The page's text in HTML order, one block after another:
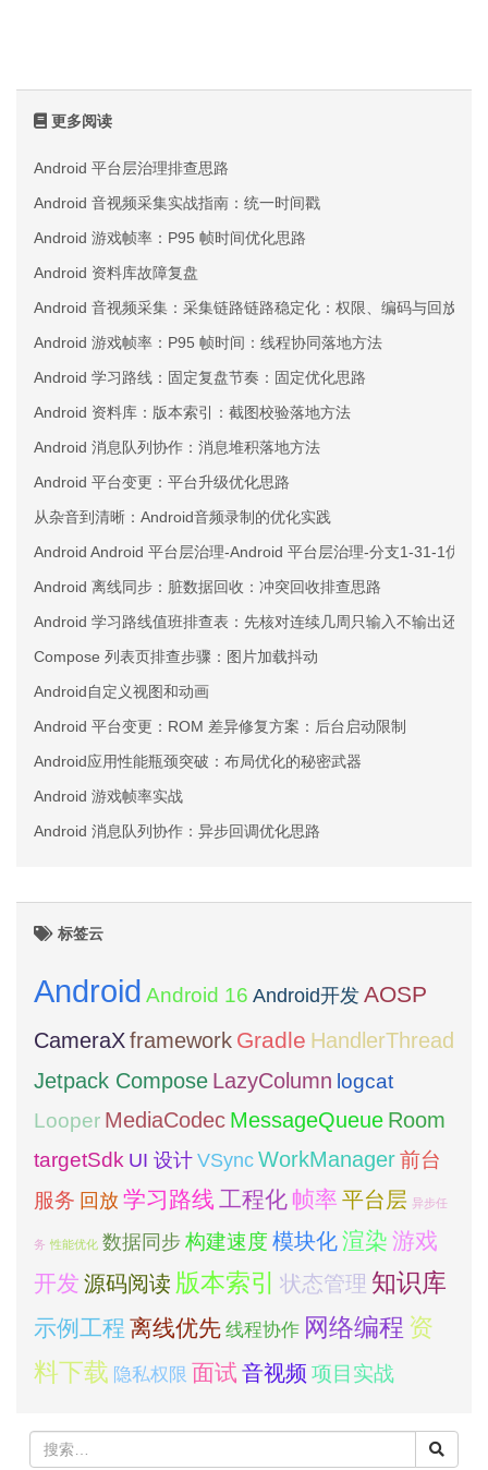
更多阅读
Android 平台层治理排查思路
Android 音视频采集实战指南：统一时间戳
Android 游戏帧率：P95 帧时间优化思路
Android 资料库故障复盘
Android 音视频采集：采集链路链路稳定化：权限、编码与回放三
Android 游戏帧率：P95 帧时间：线程协同落地方法
Android 学习路线：固定复盘节奏：固定优化思路
Android 资料库：版本索引：截图校验落地方法
Android 消息队列协作：消息堆积落地方法
Android 平台变更：平台升级优化思路
从杂音到清晰：Android音频录制的优化实践
Android Android 平台层治理-Android 平台层治理-分支1-31-1优化
Android 离线同步：脏数据回收：冲突回收排查思路
Android 学习路线值班排查表：先核对连续几周只输入不输出还是
Compose 列表页排查步骤：图片加载抖动
Android自定义视图和动画
Android 平台变更：ROM 差异修复方案：后台启动限制
Android应用性能瓶颈突破：布局优化的秘密武器
Android 游戏帧率实战
Android 消息队列协作：异步回调优化思路
标签云
Android Android 16 Android开发 AOSP
CameraXframework Gradle HandlerThread
Jetpack Compose LazyColumn logcat
Looper MediaCodec MessageQueue Room
targetSdk UI 设计 VSyncWorkManager前台
服务 回放 学习路线 工程化帧率 平台层 异步任
务 性能优化 数据同步 构建速度 模块化渲染 游戏
开发 源码阅读 版本索引 状态管理 知识库
示例工程 离线优先 线程协作 网络编程 资
料下载 隐私权限 面试 音视频 项目实战